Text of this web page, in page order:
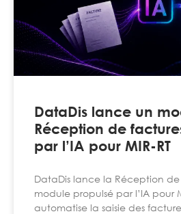
DataDis lance un
Réception de
par l’IA pour MIR-RT
DataDis lance la Réception
module propulsé par l’IA pour
automatise la saisie des